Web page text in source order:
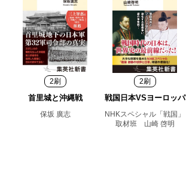
2刷
首里城と沖縄戦
保坂 廣志
2刷
戦国日本VSヨーロッパ
NHKスペシャル「戦国」
取材班 山崎 啓明